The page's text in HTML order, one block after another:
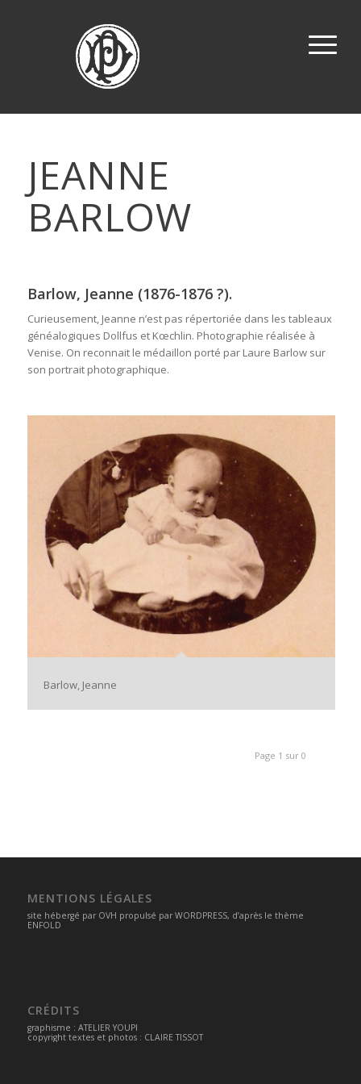
JEANNE
BARLOW
Barlow, Jeanne (1876-1876 ?).
Curieusement, Jeanne n’est pas répertoriée dans les tableaux
généalogiques Dollfus et Kœchlin. Photographie réalisée à
Venise. On reconnait le médaillon porté par Laure Barlow sur
son portrait photographique.
Barlow, Jeanne
Page 1 sur 0
MENTIONS LÉGALES
site hébergé par OVH propulsé parWORDPRESS, d’après le thème
ENFOLD
CRÉDITS
graphisme : ATELIER YOUPI
copyright textes et photos : CLAIRE TISSOT